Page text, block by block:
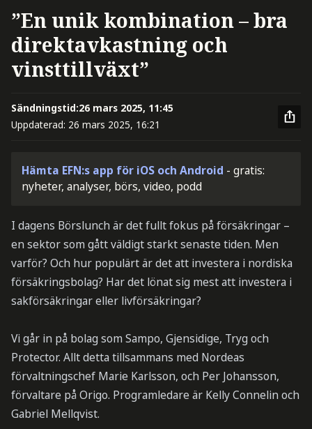
”En unik kombination – bra
direktavkastning och
vinsttillväxt”
Sändningstid:26 mars 2025, 11:45
Uppdaterad: 26 mars 2025, 16:21
Hämta EFN:s app för iOS och Android - gratis:
nyheter, analyser, börs, video, podd
I dagens Börslunch är det fullt fokus på försäkringar –
en sektor som gått väldigt starkt senaste tiden. Men
varför? Och hur populärt är det att investera i nordiska
försäkringsbolag? Har det lönat sig mest att investera i
sakförsäkringar eller livförsäkringar?
Vi går in på bolag som Sampo, Gjensidige, Tryg och
Protector. Allt detta tillsammans med Nordeas
förvaltningschef Marie Karlsson, och Per Johansson,
förvaltare på Origo. Programledare är Kelly Connelin och
Gabriel Mellqvist.